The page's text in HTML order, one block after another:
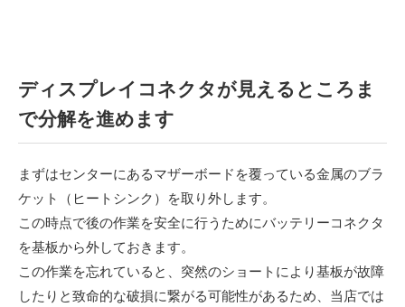
ディスプレイコネクタが見えるところま
で分解を進めます
まずはセンターにあるマザーボードを覆っている金属のブラ
ケット（ヒートシンク）を取り外します。
この時点で後の作業を安全に行うためにバッテリーコネクタ
を基板から外しておきます。
この作業を忘れていると、突然のショートにより基板が故障
したりと致命的な破損に繋がる可能性があるため、当店では